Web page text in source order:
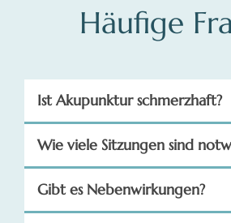
Häufige
Ist Akupunktur schmerzhaft?
Wie viele Sitzungen sind
Gibt es Nebenwirkungen?